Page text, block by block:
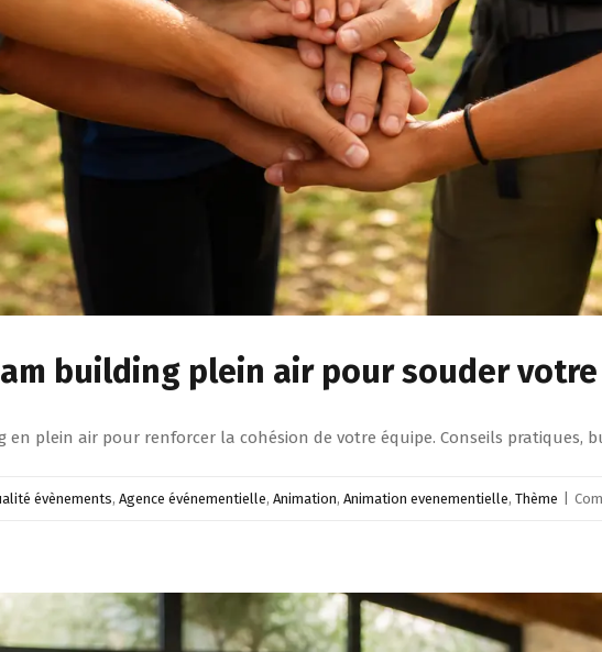
building plein air pour souder
en plein air pour renforcer la cohésion de votre équipe. Conseils pratiques,
évènements, Agence événementielle, Animation, Animation evenementielle, Thème